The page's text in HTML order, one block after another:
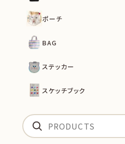
ポーチ
BAG
ステッカー
スケッチブック